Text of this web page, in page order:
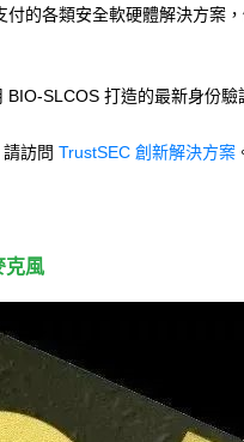
的各類安全軟硬體解決方案
SLCOS 打造的最新身份驗
訪問 TrustSEC 創新解決方案
克風